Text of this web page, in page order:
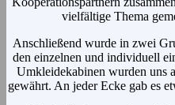
vielfältige Thema
Anschließend wurde in zwei
den einzelnen und individuell
Umkleidekabinen wurden uns
gewährt. An jeder Ecke gab es